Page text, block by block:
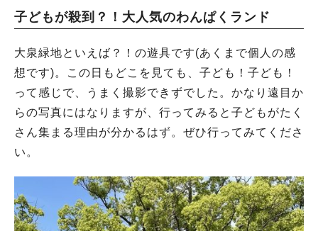
子どもが殺到？！大人気のわんぱくランド
大泉緑地といえば？！の遊具です(あくまで個人の感
想です)。この日もどこを見ても、子ども！子ども！
って感じで、うまく撮影できずでした。かなり遠目か
らの写真にはなりますが、行ってみると子どもがたく
さん集まる理由が分かるはず。ぜひ行ってみてくださ
い。